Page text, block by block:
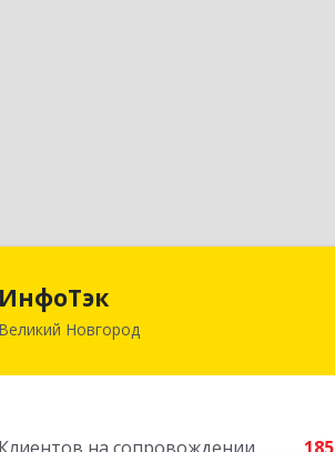
ИнфоТэк
Великий Новгород
173003, Новгородская обл, Великий